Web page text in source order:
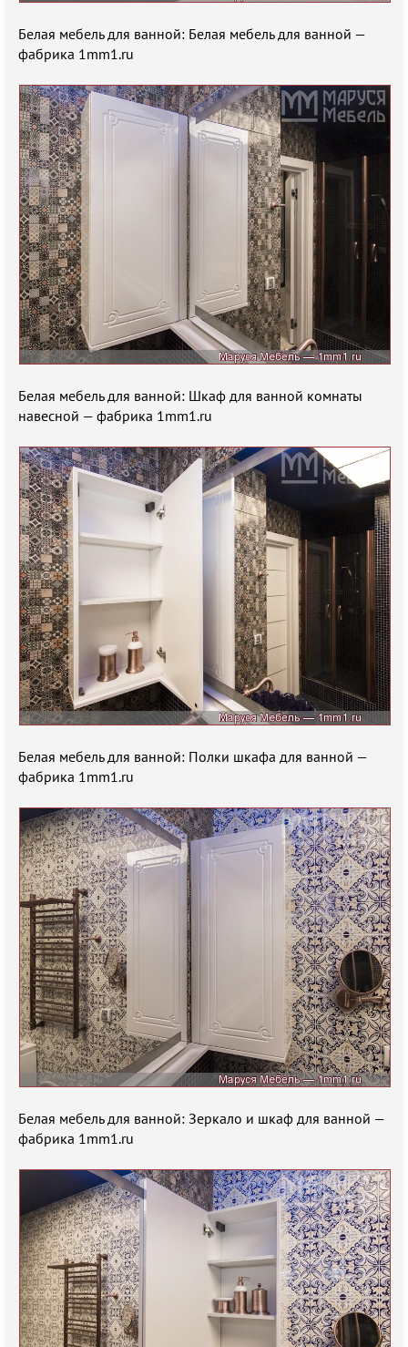
Белая мебель для ванной: Белая мебель для ванной —
фабрика 1mm1.ru
Белая мебель для ванной: Шкаф для ванной комнаты
навесной — фабрика 1mm1.ru
Белая мебель для ванной: Полки шкафа для ванной —
фабрика 1mm1.ru
Белая мебель для ванной: Зеркало и шкаф для ванной —
фабрика 1mm1.ru